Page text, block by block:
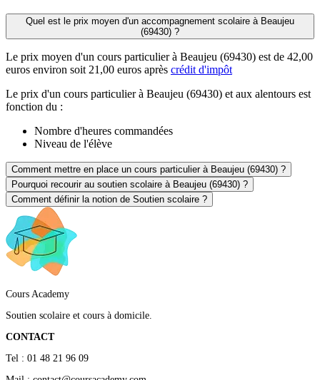
Quel est le prix moyen d'un accompagnement scolaire à Beaujeu
(69430) ?
Le prix moyen d'un cours particulier à Beaujeu (69430) est de 42,00
euros environ soit 21,00 euros après crédit d'impôt
Le prix d'un cours particulier à Beaujeu (69430) et aux alentours est
fonction du :
Nombre d'heures commandées
Niveau de l'élève
Comment mettre en place un cours particulier à Beaujeu (69430) ?
Pourquoi recourir au soutien scolaire à Beaujeu (69430) ?
Comment définir la notion de Soutien scolaire ?
Cours Academy
Soutien scolaire et cours à domicile.
CONTACT
Tel : 01 48 21 96 09